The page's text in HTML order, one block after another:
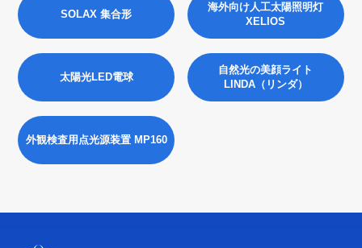
SOLAX 集合形
海外向け人工太陽照明灯
XELIOS
太陽光LED電球
自然光の美顔ライト
LINDA（リンダ）
外観検査用点光源装置 MP160